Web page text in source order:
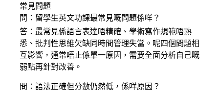
常見問題
問：留學生英文功課最常見嘅問題係咩？
答：最常見係語言表達唔精確、學術寫作規範唔熟
悉、批判性思維欠缺同時間管理失當。呢四個問題相
互影響，通常唔止係單一原因，需要全面分析自己嘅
弱點再針對改善。
問：語法正確但分數仍然低，係咩原因？